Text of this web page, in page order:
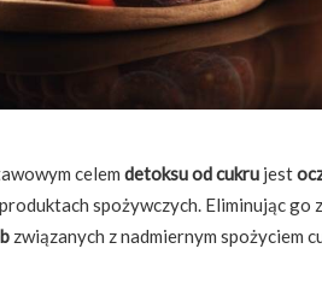
celem detoksu od cukru jest
spożywczych. Eliminując go
związanych z nadmiernym spożyciem